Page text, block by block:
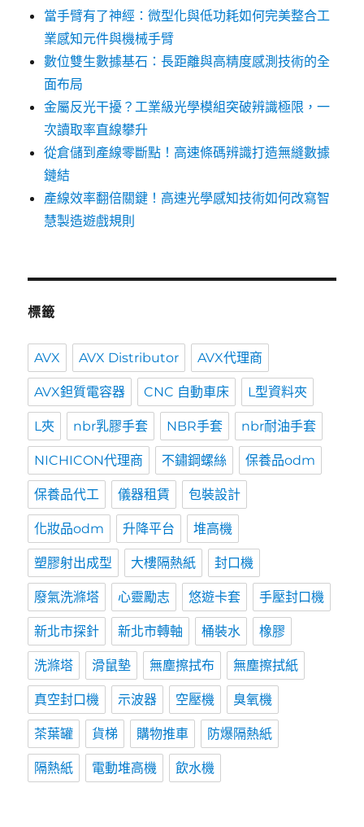
當手臂有了神經：微型化與低功耗如何完美整合工
業感知元件與機械手臂
數位雙生數據基石：長距離與高精度感測技術的全
面布局
金屬反光干擾？工業級光學模組突破辨識極限，一
次讀取率直線攀升
從倉儲到產線零斷點！高速條碼辨識打造無縫數據
鏈結
產線效率翻倍關鍵！高速光學感知技術如何改寫智
慧製造遊戲規則
標籤
AVX AVX Distributor AVX代理商
AVX鉭質電容器 CNC 自動車床 L型資料夾
L夾 nbr乳膠手套 NBR手套 nbr耐油手套
NICHICON代理商 不鏽鋼螺絲 保養品odm
保養品代工 儀器租賃 包裝設計
化妝品odm 升降平台 堆高機
塑膠射出成型 大樓隔熱紙 封口機
廢氣洗滌塔 心靈勵志 悠遊卡套 手壓封口機
新北市探針 新北市轉軸 桶裝水 橡膠
洗滌塔 滑鼠墊 無塵擦拭布 無塵擦拭紙
真空封口機 示波器 空壓機 臭氧機
茶葉罐 貨梯 購物推車 防爆隔熱紙
隔熱紙 電動堆高機 飲水機